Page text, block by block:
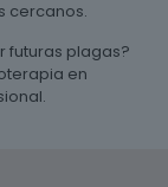
cercanos.
futuras plagas?
en